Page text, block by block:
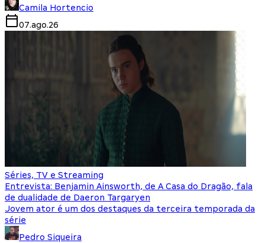
Camila Hortencio
07.ago.26
Séries, TV e Streaming
Entrevista: Benjamin Ainsworth, de A Casa do Dragão, fala
de dualidade de Daeron Targaryen
Jovem ator é um dos destaques da terceira temporada da
série
Pedro Siqueira